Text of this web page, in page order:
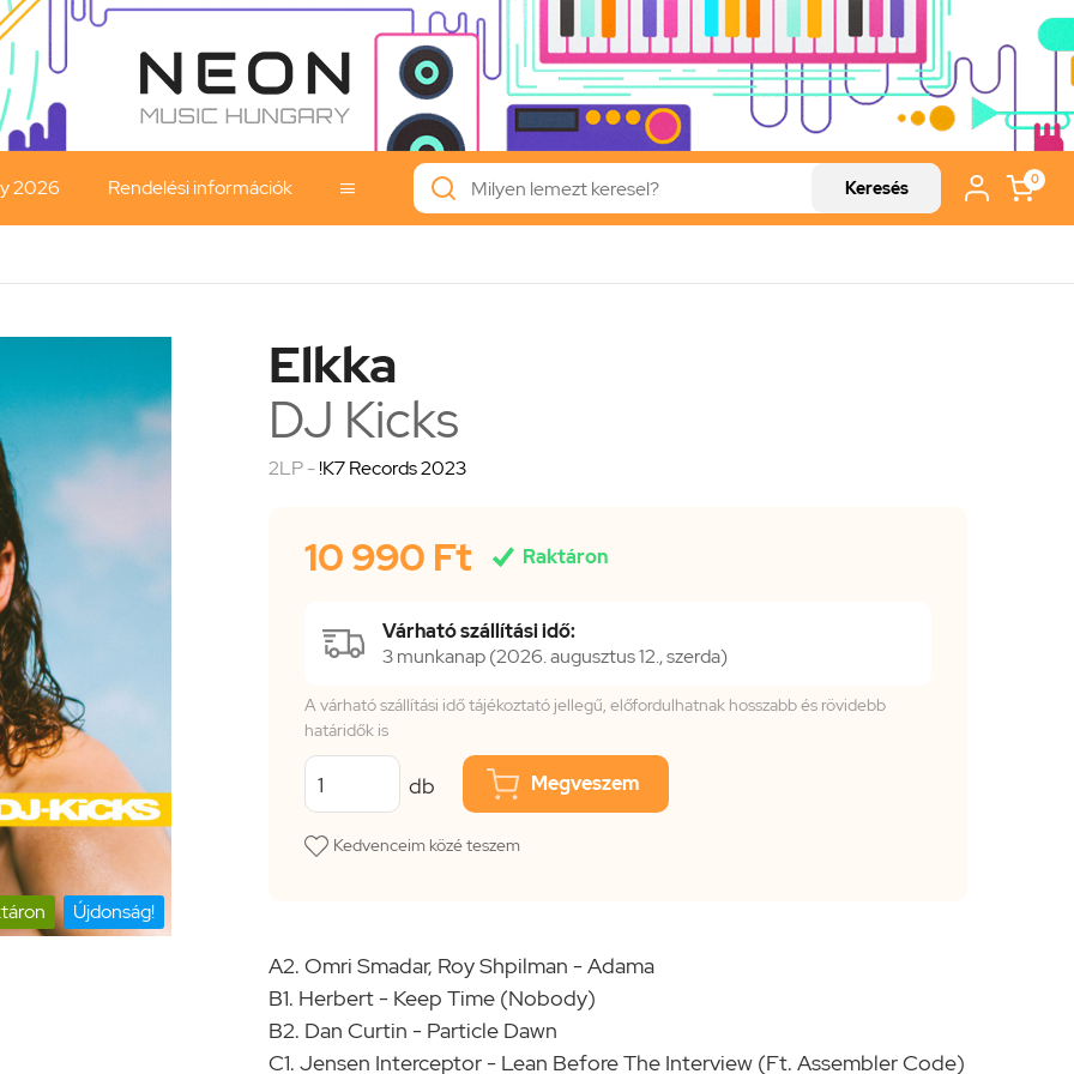
2026 Rendelési információk  Keresés 0
Újdonság!
Elkka
DJ Kicks
2LP -!K7 Records 2023
10 990 Ft  Raktáron
Várható szállítási idő:
3 munkanap (2026. augusztus 12., szerda)
A várható szállítási idő tájékoztató jellegű, előfordulhatnak hosszabb és rövidebb
határidők is
db Megveszem
Kedvenceim közé teszem
A2. Omri Smadar, Roy Shpilman - Adama
B1. Herbert - Keep Time (Nobody)
B2. Dan Curtin - Particle Dawn
C1. Jensen Interceptor - Lean Before The Interview (Ft. Assembler Code)